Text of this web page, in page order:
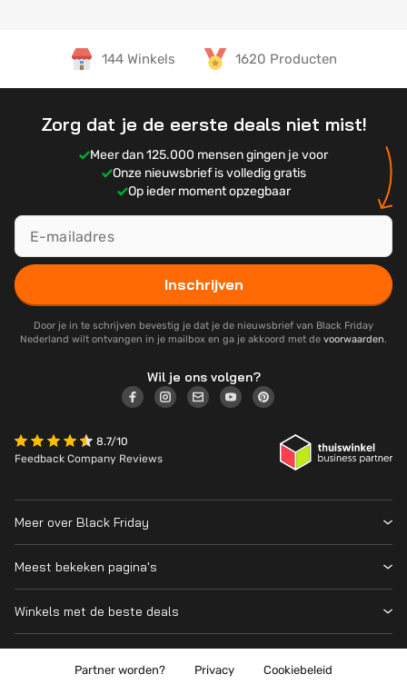
144 Winkels 1620 Producten
Zorg dat je de eerste deals niet mist!
Meer dan 125.000 mensen gingen je voor
Onze nieuwsbrief is volledig gratis
Op ieder moment opzegbaar
Inschrijven
Door je in te schrijven bevestig je dat je de nieuwsbrief van Black Friday
Nederland wilt ontvangen in je mailbox en ga je akkoord met de voorwaarden.
Wil je ons volgen?
8.7/10
Feedback Company Reviews
Meer over Black Friday
Wanneer is Black Friday?
Cyber Monday 2026
Over ons
Meest bekeken pagina's
Prijsvergelijker
Winkels met de beste deals
Partner worden? Privacy Cookiebeleid